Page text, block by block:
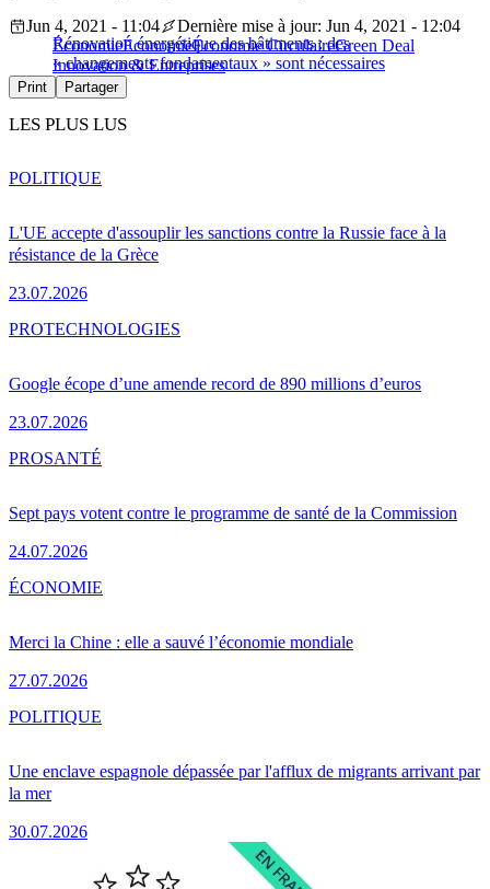
Rénovation énergétique des bâtiments : des
« changements fondamentaux » sont nécessaires
Jun 4, 2021 - 11:04
Dernière mise à jour: Jun 4, 2021 - 12:04
ÉconomieÉconomieÉconomie CirculaireGreen Deal
Innovation & Entreprises
Print Partager
LES PLUS LUS
L'UE accepte d'assouplir les sanctions contre la Russie face à la
résistance de la Grèce
23.07.2026
POLITIQUE
Google écope d’une amende record de 890 millions d’euros
23.07.2026
PROTECHNOLOGIES
Sept pays votent contre le programme de santé de la Commission
24.07.2026
PROSANTÉ
Merci la Chine : elle a sauvé l’économie mondiale
27.07.2026
ÉCONOMIE
Une enclave espagnole dépassée par l'afflux de migrants arrivant par
la mer
30.07.2026
POLITIQUE